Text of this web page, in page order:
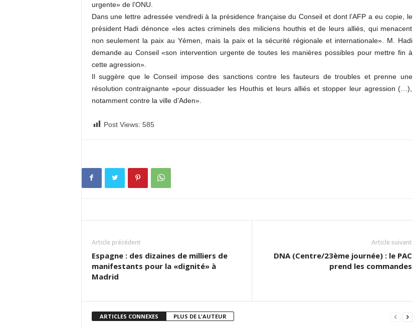
urgente» de l’ONU.
Dans une lettre adressée vendredi à la présidence française du Conseil et dont l’AFP a eu copie, le
président Hadi dénonce «les actes criminels des miliciens houthis et de leurs alliés, qui menacent
non seulement la paix au Yémen, mais la paix et la sécurité régionale et internationale». M. Hadi
demande au Conseil «son intervention urgente de toutes les manières possibles pour mettre fin à
cette agression».
Il suggère que le Conseil impose des sanctions contre les fauteurs de troubles et prenne une
résolution contraignante «pour dissuader les Houthis et leurs alliés et stopper leur agression (…),
notamment contre la ville d’Aden».
Post Views: 585
Article précédent
Espagne : des dizaines de milliers de
manifestants pour la «dignité» à
Madrid
Article suivant
DNA (Centre/23ème journée) : le PAC
prend les commandes
ARTICLES CONNEXES PLUS DE L'AUTEUR